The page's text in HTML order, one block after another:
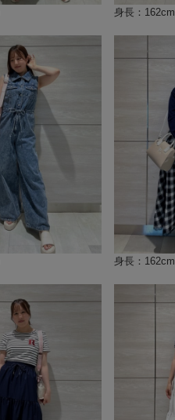
身長：162cm
身長：162cm